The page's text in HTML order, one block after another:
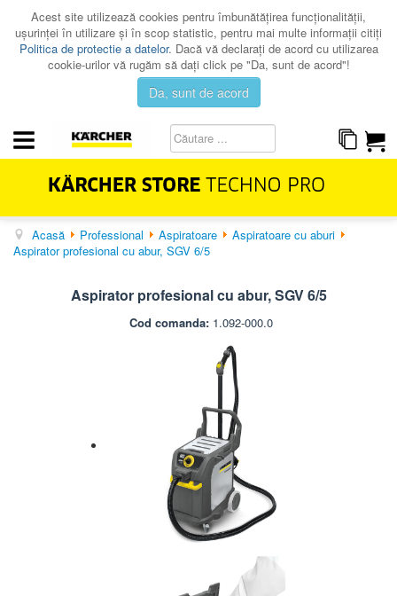
Acest site utilizează cookies pentru îmbunătăţirea funcţionalităţii,
uşurinţei în utilizare şi în scop statistic, pentru mai multe informaţii citiţi
Politica de protectie a datelor. Dacă vă declaraţi de acord cu utilizarea
cookie-urilor vă rugăm să daţi click pe "Da, sunt de acord"!
Da, sunt de acord
HOME & GARDEN
Acasă Professional Aspiratoare
Aspiratoare cu aburi
Aspirator profesional cu abur, SGV 6/5
Aspirator profesional cu abur, SGV 6/5
Cod comanda: 1.092-000.0